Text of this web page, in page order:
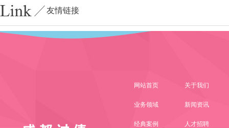
友情链接
网站首页 关于我们
业务领域 新闻资讯
经典案例 人才招聘